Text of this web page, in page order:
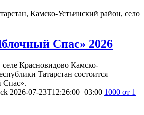
Камско-Устьинский район, село
Спас» 2026
селе Красновидово Камско-
Татарстан состоится
Спас».
2026-07-23T12:26:00+03:00 1000 от 1